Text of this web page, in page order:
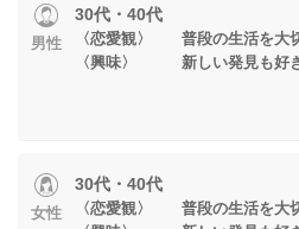
男性
30代・40代
〈恋愛観〉 普段の生活を大
〈興味〉 新しい発見も好
女性
30代・40代
〈恋愛観〉 普段の生活を大